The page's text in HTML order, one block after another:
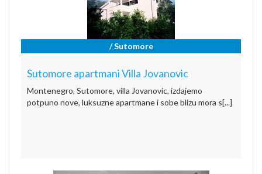
/ Sutomore
Sutomore apartmani Villa Jovanovic
Montenegro, Sutomore, villa Jovanovic, izdajemo
potpuno nove, luksuzne apartmane i sobe blizu mora s[...]